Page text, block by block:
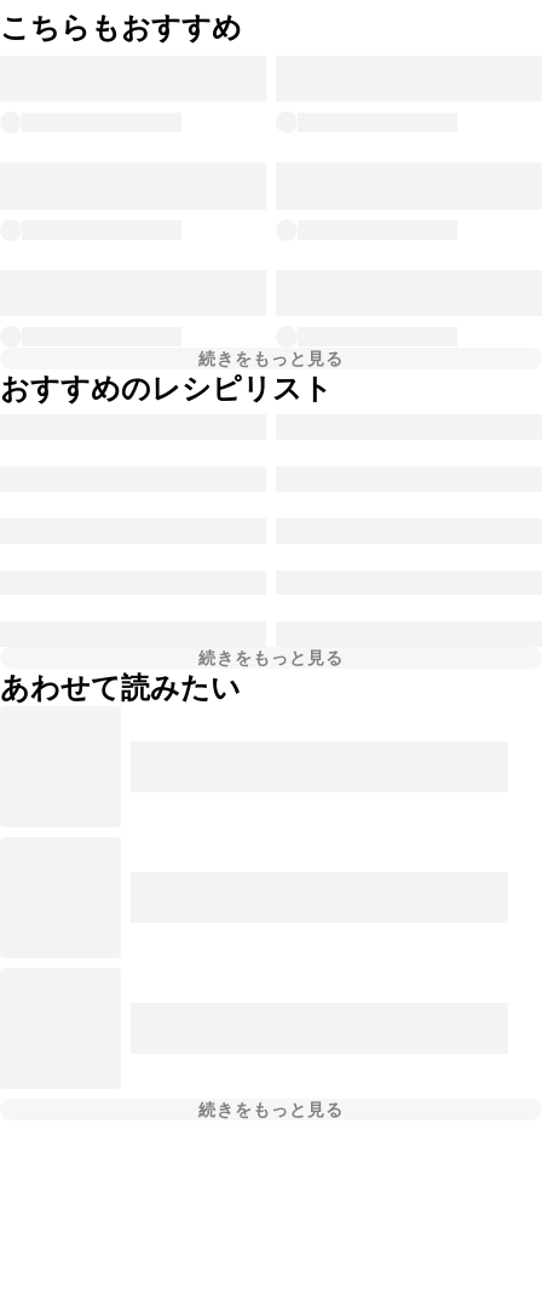
こちらもおすすめ
続きをもっと見る
おすすめのレシピリスト
続きをもっと見る
あわせて読みたい
続きをもっと見る